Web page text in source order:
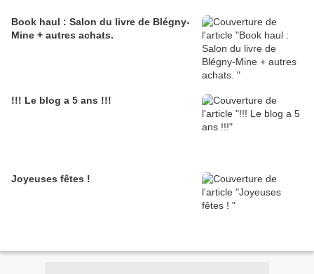
Book haul : Salon du livre de Blégny-
Mine + autres achats.
!!! Le blog a 5 ans !!!
Joyeuses fêtes !